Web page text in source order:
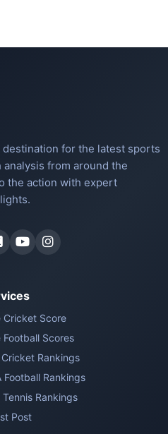
for the latest sports
from around the
the action with expert
Cricket Score
Football Scores
Cricket Rankings
Football Rankings
Tennis Rankings
Post